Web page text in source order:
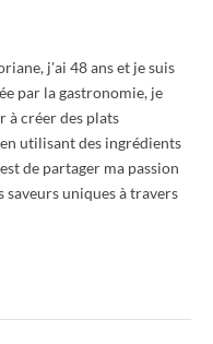
j'ai 48 ans et je suis
par la gastronomie, je
à créer des plats
utilisant des ingrédients
de partager ma passion
uniques à travers